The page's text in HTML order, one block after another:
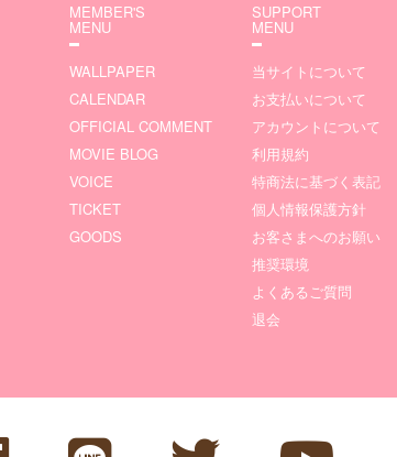
MEMBER'S
MENU
WALLPAPER
CALENDAR
OFFICIAL COMMENT
MOVIE BLOG
VOICE
TICKET
GOODS
SUPPORT
MENU
当サイトについて
お支払いについて
アカウントについて
利用規約
特商法に基づく表記
個人情報保護方針
お客さまへのお願い
推奨環境
よくあるご質問
退会